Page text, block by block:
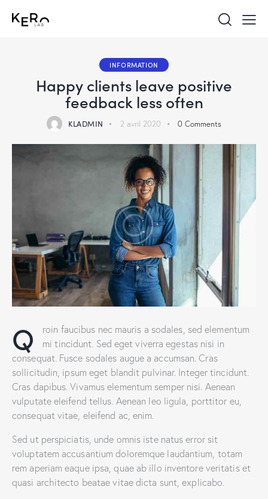
INFORMATION
Happy clients leave positive
feedback less often
KLADMIN 2 avril 2020 0 Comments
Q
roin faucibus nec mauris a sodales, sed elementum
mi tincidunt. Sed eget viverra egestas nisi in
consequat. Fusce sodales augue a accumsan. Cras
sollicitudin, ipsum eget blandit pulvinar. Integer tincidunt.
Cras dapibus. Vivamus elementum semper nisi. Aenean
vulputate eleifend tellus. Aenean leo ligula, porttitor eu,
consequat vitae, eleifend ac, enim.
Sed ut perspiciatis, unde omnis iste natus error sit
voluptatem accusantium doloremque laudantium, totam
rem aperiam eaque ipsa, quae ab illo inventore veritatis et
quasi architecto beatae vitae dicta sunt, explicabo.